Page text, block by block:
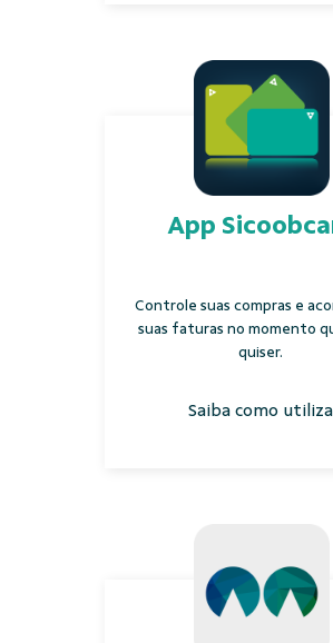
App
Controle suas compras e
suas faturas no momento
quiser.
Saiba como